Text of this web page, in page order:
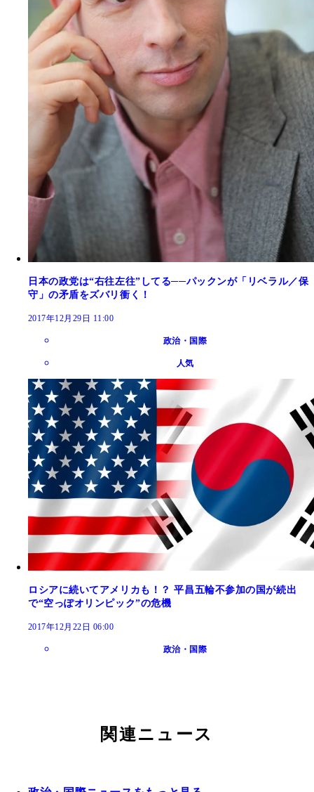
日本の政党は“右往左往”してる──パックンが「リベラル／保
守」の矛盾をズバリ衝く！
2017年12月29日 11:00
政治・国際
人気
ロシアに続いてアメリカも！？ 平昌五輪不参加の国が続出
で“空っぽオリンピック”の危機
2017年12月22日 06:00
政治・国際
関連ニュース